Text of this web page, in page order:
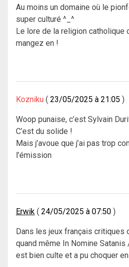
Au moins un domaine où le
super culturé ^_^
Le lore de la religion catholique
mangez en !
Kozniku 23/05/2025 à 21:05
Woop punaise, c’est Sylvain
C’est du solide !
Mais j’avoue que j’ai pas trop
l’émission
Erwik 24/05/2025 à 07:50
Dans les jeux français critiques
quand même In Nomine
est bien culte et a pu choquer